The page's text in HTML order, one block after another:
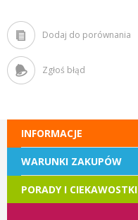
Dodaj do porównania
Zgłoś błąd
INFORMACJE
WARUNKI ZAKUPÓW
PORADY I CIEKAWOSTKI